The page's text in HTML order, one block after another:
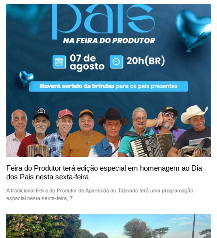
Feira do Produtor terá edição especial em homenagem ao Dia
dos Pais nesta sexta-feira
A tradicional Feira do Produtor de Aparecida do Taboado terá uma programação
especial nesta sexta-feira, 7